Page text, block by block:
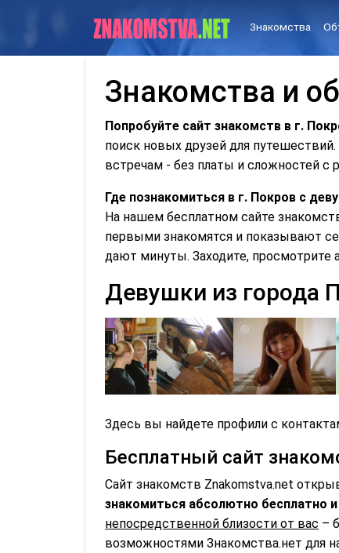
Знакомства
Знакомства и
Попробуйте сайт знакомств в г.
поиск новых друзей для
встречам - без платы и сложностей с
Где познакомиться в г. Покров с
На нашем бесплатном сайте
первыми знакомятся и показывают
дают минуты. Заходите, просмотрите
Девушки из города
Здесь вы найдете профили с
Бесплатный сайт
Сайт знакомств Znakomstva.net
знакомиться абсолютно бесплатно
непосредственной близости от вас –
возможностями Знакомства.нет для